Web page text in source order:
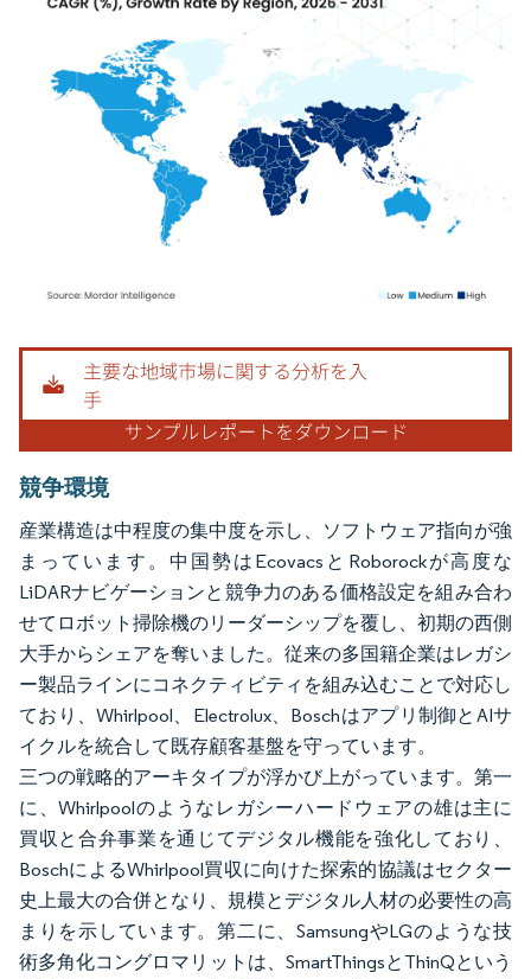
画像 © Mordor Intelligence。再利用にはCC BY 4.0の表示が必要です。
競争環境
産業構造は中程度の集中度を示し、ソフトウェア指向が強
まっています。中国勢はEcovacsとRoborockが高度な
LiDARナビゲーションと競争力のある価格設定を組み合わ
せてロボット掃除機のリーダーシップを覆し、初期の西側
大手からシェアを奪いました。従来の多国籍企業はレガシ
ー製品ラインにコネクティビティを組み込むことで対応し
ており、Whirlpool、Electrolux、Boschはアプリ制御とAIサ
イクルを統合して既存顧客基盤を守っています。
三つの戦略的アーキタイプが浮かび上がっています。第一
に、Whirlpoolのようなレガシーハードウェアの雄は主に
買収と合弁事業を通じてデジタル機能を強化しており、
BoschによるWhirlpool買収に向けた探索的協議はセクター
史上最大の合併となり、規模とデジタル人材の必要性の高
まりを示しています。第二に、SamsungやLGのような技
術多角化コングロマリットは、SmartThingsとThinQという